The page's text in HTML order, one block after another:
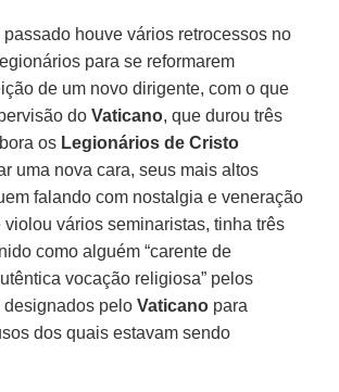
passado houve vários retrocessos no
para se reformarem
de um novo dirigente, com o que
doVaticano, que durou três
os Legionários de Cristo
uma nova cara, seus mais altos
falando com nostalgia e veneração
violou vários seminaristas, tinha três
como alguém “carente de
vocação religiosa” pelos
designados peloVaticano para
dos quais estavam sendo